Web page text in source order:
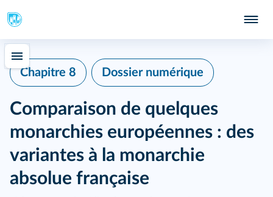
Chapitre 8 Dossier numérique
Comparaison de quelques
monarchies européennes : des
variantes à la monarchie
absolue française